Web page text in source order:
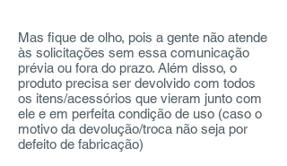
Mas fique de olho, pois a gente não atende
às solicitações sem essa comunicação
prévia ou fora do prazo. Além disso, o
produto precisa ser devolvido com todos
os itens/acessórios que vieram junto com
ele e em perfeita condição de uso (caso o
motivo da devolução/troca não seja por
defeito de fabricação)